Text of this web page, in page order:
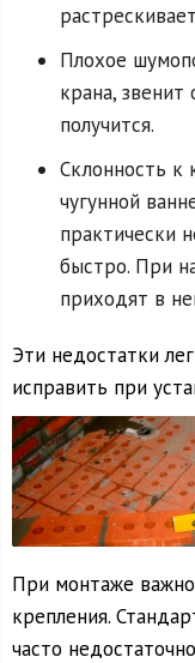
Плохое
крана,
получится.
Склонность к
чугунной
практически
быстро. При
приходят в
Эти недостатки
исправить при
При монтаже
крепления.
часто